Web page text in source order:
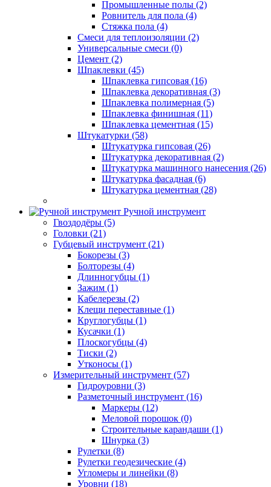
Промышленные полы (2)
Ровнитель для пола (4)
Стяжка пола (4)
Смеси для теплоизоляции (2)
Универсальные смеси (0)
Цемент (2)
Шпаклевки (45)
Шпаклевка гипсовая (16)
Шпаклевка декоративная (3)
Шпаклевка полимерная (5)
Шпаклевка финишная (11)
Шпаклевка цементная (15)
Штукатурки (58)
Штукатурка гипсовая (26)
Штукатурка декоративная (2)
Штукатурка машинного нанесения (26)
Штукатурка фасадная (6)
Штукатурка цементная (28)
Ручной инструмент
Гвоздодёры (5)
Головки (21)
Губцевый инструмент (21)
Бокорезы (3)
Болторезы (4)
Длинногубцы (1)
Зажим (1)
Кабелерезы (2)
Клещи переставные (1)
Круглогубцы (1)
Кусачки (1)
Плоскогубцы (4)
Тиски (2)
Утконосы (1)
Измерительный инструмент (57)
Гидроуровни (3)
Разметочный инструмент (16)
Маркеры (12)
Меловой порошок (0)
Строительные карандаши (1)
Шнурка (3)
Рулетки (8)
Рулетки геодезические (4)
Угломеры и линейки (8)
Уровни (18)